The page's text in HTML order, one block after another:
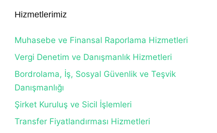
Hizmetlerimiz
Muhasebe ve Finansal Raporlama Hizmetleri
Vergi Denetim ve Danışmanlık Hizmetleri
Bordrolama, İş, Sosyal Güvenlik ve Teşvik
Danışmanlığı
Şirket Kuruluş ve Sicil İşlemleri
Transfer Fiyatlandırması Hizmetleri